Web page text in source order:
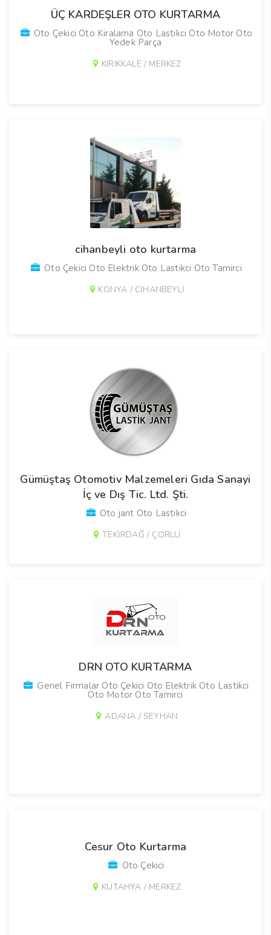
ÜÇ KARDEŞLER OTO KURTARMA
Oto Çekici Oto Kiralama Oto Lastikci Oto Motor Oto
Yedek Parça
KIRIKKALE / MERKEZ
cihanbeyli oto kurtarma
Oto Çekici Oto Elektrik Oto Lastikci Oto Tamirci
KONYA / CİHANBEYLİ
Gümüştaş Otomotiv Malzemeleri Gıda Sanayi
İç ve Dış Tic. Ltd. Şti.
Oto jant Oto Lastikci
TEKİRDAĞ / ÇORLU
DRN OTO KURTARMA
Genel Firmalar Oto Çekici Oto Elektrik Oto Lastikci
Oto Motor Oto Tamirci
ADANA / SEYHAN
Cesur Oto Kurtarma
Oto Çekici
KÜTAHYA / MERKEZ